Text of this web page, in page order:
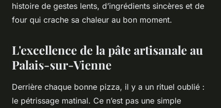
histoire de gestes lents, d’ingrédients sincères et de
four qui crache sa chaleur au bon moment.
L'excellence de la pâte artisanale au
Palais-sur-Vienne
Derrière chaque bonne pizza, il y a un rituel oublié :
le pétrissage matinal. Ce n’est pas une simple